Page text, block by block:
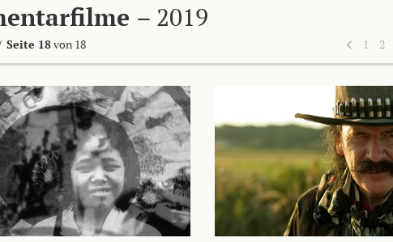
– 2019
Seite 18von 18 1 2